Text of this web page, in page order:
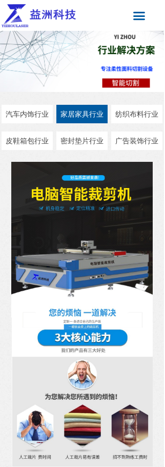
끀
汽车内饰行业 家居家具行业 纺织布料行业
皮鞋箱包行业 密封垫片行业 广告装饰行业